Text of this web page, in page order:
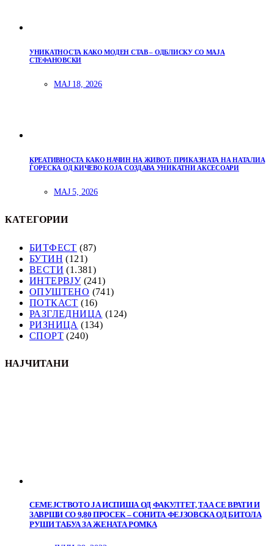
УНИКАТНОСТА КАКО МОДЕН СТАВ – ОДБЛИСКУ СО МАЈА
СТЕФАНОВСКИ
МАЈ 18, 2026
КРЕАТИВНОСТА КАКО НАЧИН НА ЖИВОТ: ПРИКАЗНАТА НА НАТАЛИА
ЃОРЕСКА ОД КИЧЕВО КОЈА СОЗДАВА УНИКАТНИ АКСЕСОАРИ
МАЈ 5, 2026
КАТЕГОРИИ
БИТФЕСТ (87)
БУТИН (121)
ВЕСТИ (1.381)
ИНТЕРВЈУ(241)
ОПУШТЕНО (741)
ПОТКАСТ (16)
РАЗГЛЕДНИЦА (124)
РИЗНИЦА (134)
СПОРТ (240)
НАЈЧИТАНИ
СЕМЕЈСТВОТО ЈА ИСПИША ОД ФАКУЛТЕТ, ТАА СЕ ВРАТИ И
ЗАВРШИ СО 9,80 ПРОСЕК – СОНИТА ФЕЈЗОВСКА ОД БИТОЛА
РУШИ ТАБУА ЗА ЖЕНАТА РОМКА